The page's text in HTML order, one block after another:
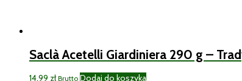
Saclà Acetelli Giardiniera 290 g –
14,99 zł Brutto Dodaj do koszyka